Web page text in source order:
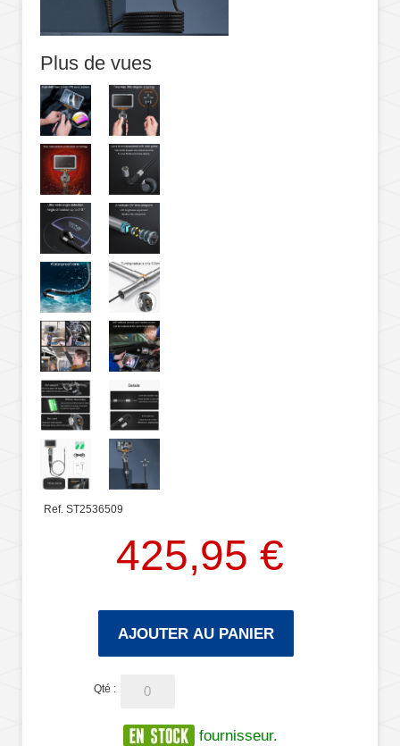
Plus de vues
Ref. ST2536509
425,95 €
AJOUTER AU PANIER
Qté :
fournisseur.